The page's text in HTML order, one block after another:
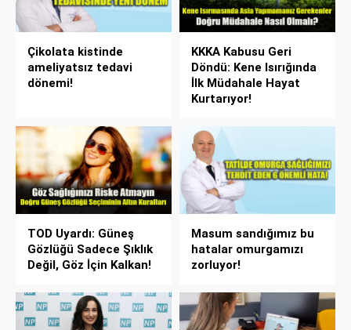
Çikolata kistinde
ameliyatsız tedavi
dönemi!
KKKA Kabusu Geri
Döndü: Kene Isırığında
İlk Müdahale Hayat
Kurtarıyor!
TOD Uyardı: Güneş
Gözlüğü Sadece Şıklık
Değil, Göz İçin Kalkan!
Masum sandığımız bu
hatalar omurgamızı
zorluyor!